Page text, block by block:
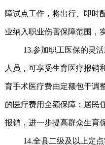
障试点工作，将出行、即时
业纳入职业伤害保障范围，
13.参加职工医保的灵
人员，可享受生育医疗报销
育手术医疗费由定额包干调
的医疗费用全额保障；居民
报销，进一步提高群众生育
14.全县二级及以上定